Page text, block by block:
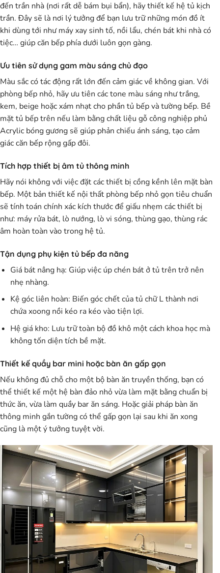
đến trần nhà (nơi rất dễ bám bụi bẩn), hãy thiết kế hệ tủ kịch
trần. Đây sẽ là nơi lý tưởng để bạn lưu trữ những món đồ ít
khi dùng tới như máy xay sinh tố, nồi lẩu, chén bát khi nhà có
tiệc… giúp căn bếp phía dưới luôn gọn gàng.
Ưu tiên sử dụng gam màu sáng chủ đạo
Màu sắc có tác động rất lớn đến cảm giác về không gian. Với
phòng bếp nhỏ, hãy ưu tiên các tone màu sáng như trắng,
kem, beige hoặc xám nhạt cho phần tủ bếp và tường bếp. Bề
mặt tủ bếp trên nếu làm bằng chất liệu gỗ công nghiệp phủ
Acrylic bóng gương sẽ giúp phản chiếu ánh sáng, tạo cảm
giác căn bếp rộng gấp đôi.
Tích hợp thiết bị âm tủ thông minh
Hãy nói không với việc đặt các thiết bị cồng kềnh lên mặt bàn
bếp. Một bản thiết kế nội thất phòng bếp nhỏ gọn tiêu chuẩn
sẽ tính toán chính xác kích thước để giấu nhẹm các thiết bị
như: máy rửa bát, lò nướng, lò vi sóng, thùng gạo, thùng rác
âm hoàn toàn vào trong hệ tủ.
Tận dụng phụ kiện tủ bếp đa năng
Giá bát nâng hạ: Giúp việc úp chén bát ở tủ trên trở nên
nhẹ nhàng.
Kệ góc liên hoàn: Biến góc chết của tủ chữ L thành nơi
chứa xoong nồi kéo ra kéo vào tiện lợi.
Hệ giá kho: Lưu trữ toàn bộ đồ khô một cách khoa học mà
không tốn diện tích bề mặt.
Thiết kế quầy bar mini hoặc bàn ăn gấp gọn
Nếu không đủ chỗ cho một bộ bàn ăn truyền thống, bạn có
thể thiết kế một hệ bàn đảo nhỏ vừa làm mặt bằng chuẩn bị
thức ăn, vừa làm quầy bar ăn sáng. Hoặc giải pháp bàn ăn
thông minh gắn tường có thể gấp gọn lại sau khi ăn xong
cũng là một ý tưởng tuyệt vời.